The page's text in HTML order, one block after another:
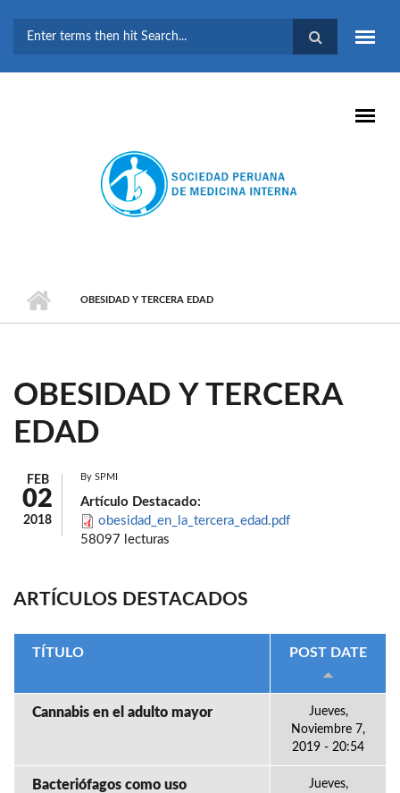
BÚSQUEDA
OBESIDAD Y TERCERA EDAD
OBESIDAD Y TERCERA
EDAD
FEB
02
2018
By SPMI
Artículo Destacado:
obesidad_en_la_tercera_edad.pdf
58097 lecturas
ARTÍCULOS DESTACADOS
TÍTULO POST DATE
Cannabis en el adulto mayor
Jueves,
Noviembre 7,
2019 - 20:54
Bacteriófagos como uso
Jueves,